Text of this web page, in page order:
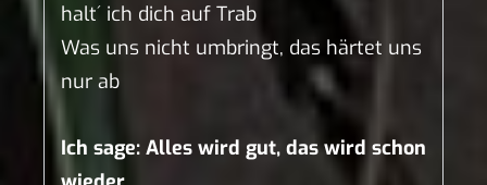
halt´ ich dich auf Trab
Was uns nicht umbringt, das härtet uns
nur ab
Ich sage: Alles wird gut, das wird schon